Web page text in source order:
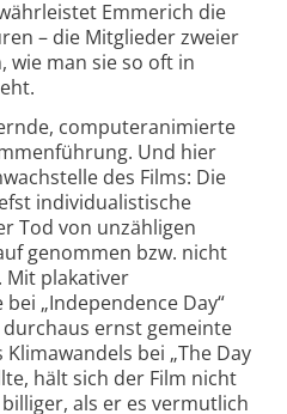
Emmerich die
– die Mitglieder zweier
wie man sie so oft in
computeranimierte
Und hier
des Films: Die
individualistische
Tod von unzähligen
genommen bzw. nicht
plakativer
„Independence Day“
ernst gemeinte
bei „The Day
hält sich der Film nicht
als er es vermutlich